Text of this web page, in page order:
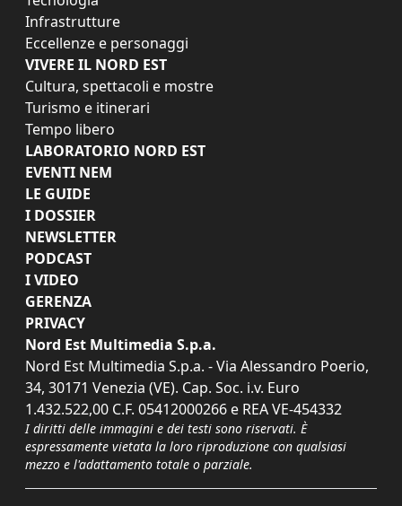
Infrastrutture
Eccellenze e personaggi
VIVERE IL NORD EST
Cultura, spettacoli e mostre
Turismo e itinerari
Tempo libero
LABORATORIO NORD EST
EVENTI NEM
LE GUIDE
I DOSSIER
NEWSLETTER
PODCAST
I VIDEO
GERENZA
PRIVACY
Nord Est Multimedia S.p.a.
Nord Est Multimedia S.p.a. - Via Alessandro Poerio,
34, 30171 Venezia (VE). Cap. Soc. i.v. Euro
1.432.522,00 C.F. 05412000266 e REA VE-454332
I diritti delle immagini e dei testi sono riservati. È
espressamente vietata la loro riproduzione con qualsiasi
mezzo e l'adattamento totale o parziale.